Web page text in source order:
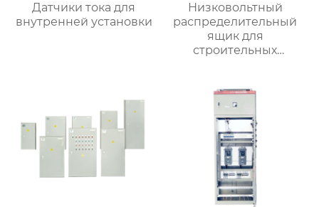
Датчики тока для
внутренней установки
Низковольтный
распределительный
ящик для
строительных